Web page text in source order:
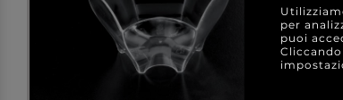
per
puoi